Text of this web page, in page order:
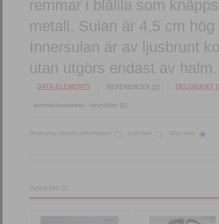
remmar i blålila som
metall. Sulan är 4,5 cm
Innersulan är av ljusbrunt
utan utgörs endast av
DATA ELEMENTS REFERENCES (2) DELOBJEKT
Inventarienummer - föreställer (2)
Show only objects with images List view Map view
Digital bild (2)